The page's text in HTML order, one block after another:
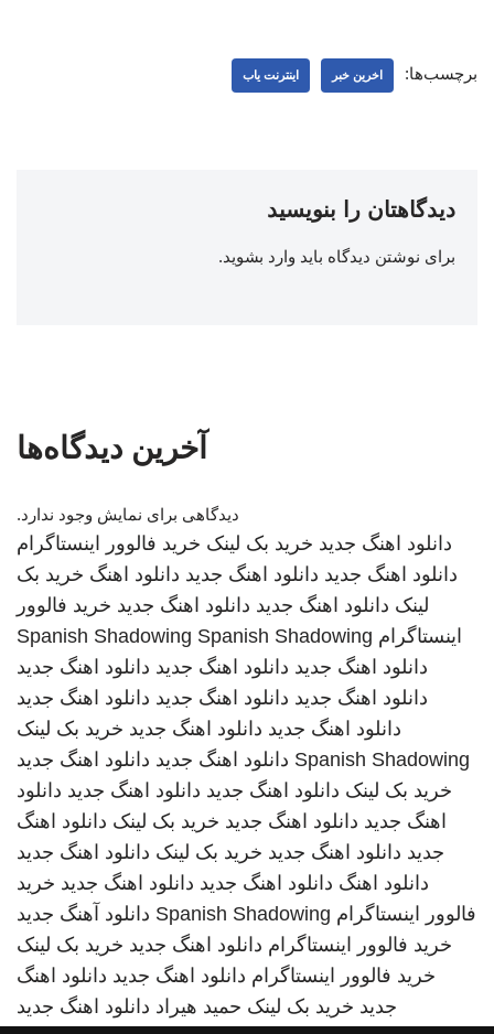
برچسب‌ها: اخرین خبر اینترنت یاب
دیدگاهتان را بنویسید
برای نوشتن دیدگاه باید وارد بشوید.
آخرین دیدگاه‌ها
دیدگاهی برای نمایش وجود ندارد.
دانلود اهنگ جدید خرید بک لینک خرید فالوور اینستاگرام
دانلود اهنگ جدید دانلود اهنگ جدید دانلود اهنگ خرید بک
لینک دانلود اهنگ جدید دانلود اهنگ جدید خرید فالوور
اینستاگرام
Spanish Shadowing Spanish Shadowing
دانلود اهنگ جدید دانلود اهنگ جدید دانلود اهنگ جدید
دانلود اهنگ جدید دانلود اهنگ جدید دانلود اهنگ جدید
دانلود اهنگ جدید دانلود اهنگ جدید خرید بک لینک
Spanish Shadowing دانلود اهنگ جدید دانلود اهنگ جدید
خرید بک لینک دانلود اهنگ جدید دانلود اهنگ جدید دانلود
اهنگ جدید دانلود اهنگ جدید خرید بک لینک دانلود اهنگ
جدید دانلود اهنگ جدید خرید بک لینک دانلود اهنگ جدید
دانلود اهنگ دانلود اهنگ جدید دانلود اهنگ جدید خرید
فالوور اینستاگرام Spanish Shadowing دانلود آهنگ جدید
خرید فالوور اینستاگرام دانلود اهنگ جدید خرید بک لینک
خرید فالوور اینستاگرام دانلود اهنگ جدید دانلود اهنگ
جدید خرید بک لینک حمید هیراد دانلود اهنگ جدید